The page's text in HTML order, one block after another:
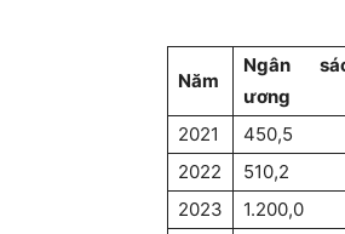
Năm
Ngân
ương
2021 450,5
2022
510,2
2023
1.200,0